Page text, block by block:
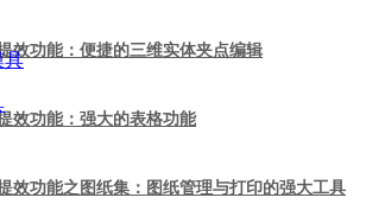
效功能：便捷的三维实体夹点编辑
效功能：强大的表格功能
效功能之图纸集：图纸管理与打印的强大工具